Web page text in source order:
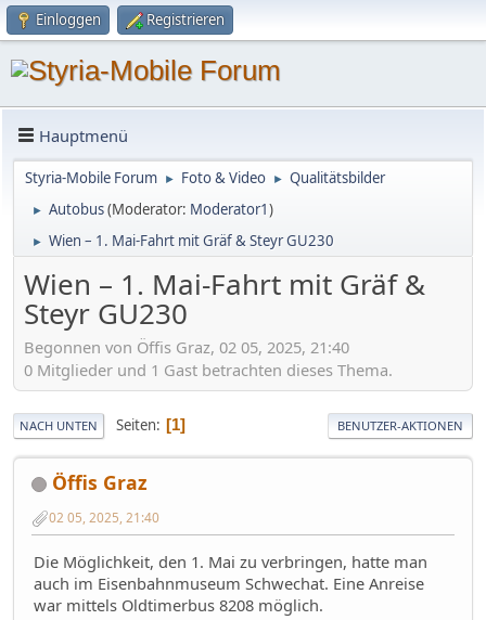
Einloggen Registrieren
Hauptmenü
Styria-Mobile Forum ► Foto & Video ► Qualitätsbilder
► Autobus(Moderator: Moderator1)
► Wien – 1. Mai-Fahrt mit Gräf & Steyr GU230
Wien – 1. Mai-Fahrt mit Gräf &
Steyr GU230
Begonnen von Öffis Graz, 02 05, 2025, 21:40
0 Mitglieder und 1 Gast betrachten dieses Thema.
NACH UNTEN Seiten 1 BENUTZER-AKTIONEN
Öffis Graz
02 05, 2025, 21:40
Die Möglichkeit, den 1. Mai zu verbringen, hatte man
auch im Eisenbahnmuseum Schwechat. Eine Anreise
war mittels Oldtimerbus 8208 möglich.